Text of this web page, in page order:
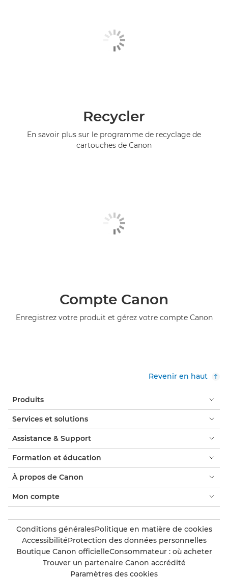
Recycler
En savoir plus sur le programme de recyclage de
cartouches de Canon
Compte Canon
Enregistrez votre produit et gérez votre compte Canon
Revenir en haut
Produits
Services et solutions
Assistance & Support
Formation et éducation
À propos de Canon
Mon compte
Conditions généralesPolitique en matière de cookies
AccessibilitéProtection des données personnelles
Boutique Canon officielleConsommateur : où acheter
Trouver un partenaire Canon accrédité
Paramètres des cookies